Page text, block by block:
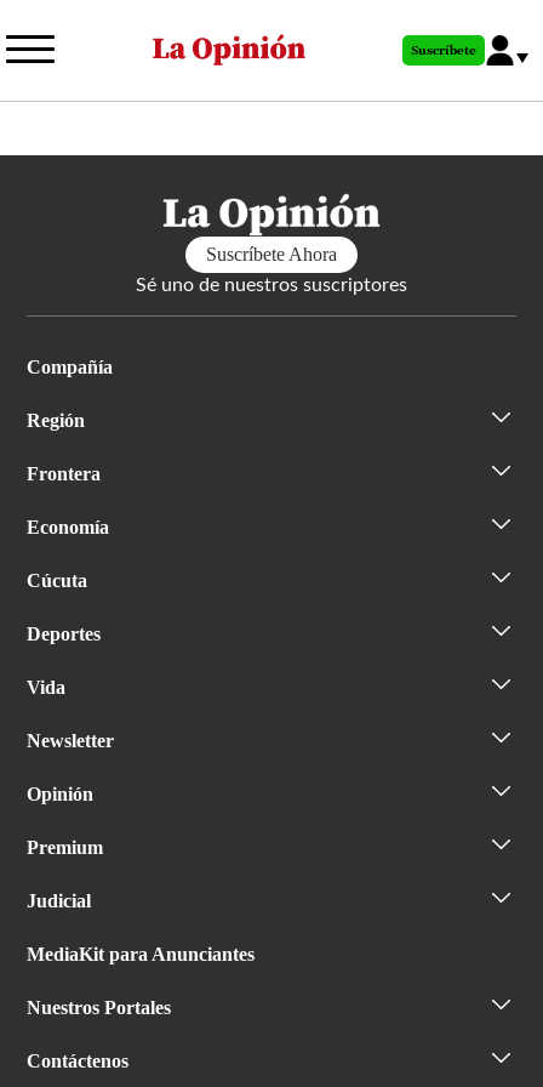
al
principal
Suscríbete
Suscríbete Ahora
Sé uno de nuestros suscriptores
Compañía
Región
Frontera
Economía
Cúcuta
Deportes
Vida
Newsletter
Opinión
Premium
Judicial
MediaKit para Anunciantes
Nuestros Portales
Contáctenos